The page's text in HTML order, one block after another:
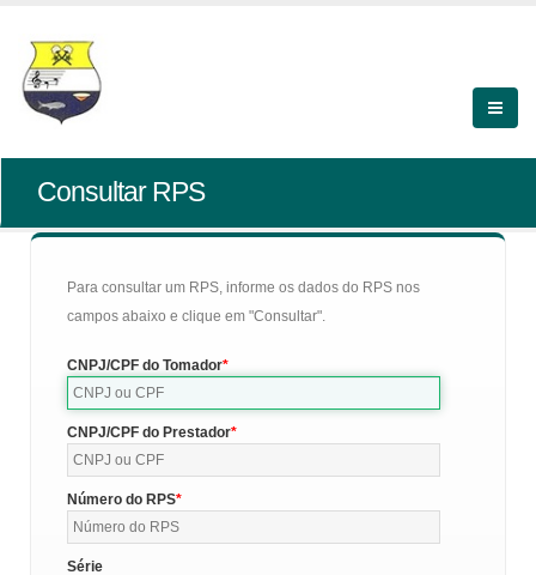
Consultar RPS
Para consultar um RPS, informe os dados do RPS nos
campos abaixo e clique em "Consultar".
CNPJ/CPF do Tomador
CNPJ/CPF do Prestador
Número do RPS
Série